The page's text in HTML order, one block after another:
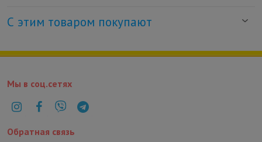
С этим товаром покупают
Мы в соц.сетях
Обратная связь